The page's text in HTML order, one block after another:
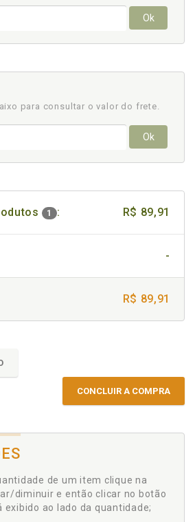
Ok
para consultar o valor do frete.
Ok
1 : R$ 89,91
-
R$ 89,91
CONCLUIR A COMPRA
de um item clique na
diminuir e então clicar no botão
exibido ao lado da quantidade;